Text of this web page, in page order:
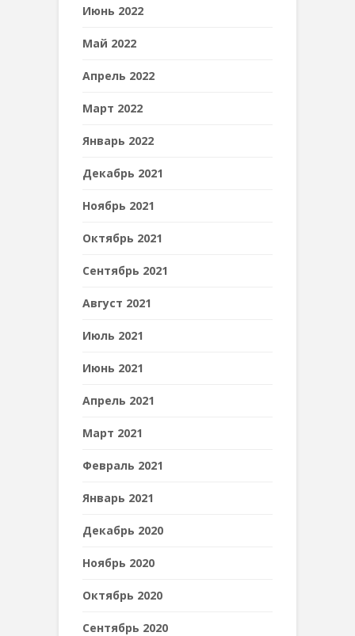
Июнь 2022
Май 2022
Апрель 2022
Март 2022
Январь 2022
Декабрь 2021
Ноябрь 2021
Октябрь 2021
Сентябрь 2021
Август 2021
Июль 2021
Июнь 2021
Апрель 2021
Март 2021
Февраль 2021
Январь 2021
Декабрь 2020
Ноябрь 2020
Октябрь 2020
Сентябрь 2020